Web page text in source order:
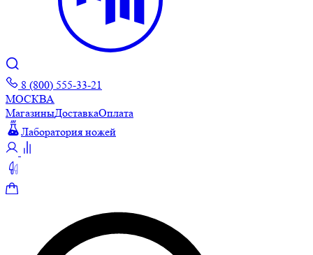
8 (800) 555-33-21
МОСКВА
МагазиныДоставкаОплата
Лаборатория ножей